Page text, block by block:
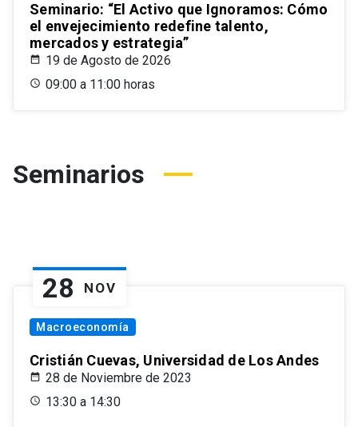
Seminario: “El Activo que Ignoramos: Cómo
el envejecimiento redefine talento,
mercados y estrategia”
19 de Agosto de 2026
09:00 a 11:00 horas
Seminarios
28 NOV
Macroeconomía
Cristián Cuevas, Universidad de Los Andes
28 de Noviembre de 2023
13:30 a 14:30